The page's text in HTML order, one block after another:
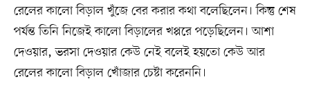
রেলের কালো বিড়াল খুঁজে বের করার কথা বলেছিলেন। কিন্তু শেষ
পর্যন্ত তিনি নিজেই কালো বিড়ালের খপ্পরে পড়েছিলেন। আশা
দেওয়ার, ভরসা দেওয়ার কেউ নেই বলেই হয়তো কেউ আর
রেলের কালো বিড়াল খোঁজার চেষ্টা করেননি।